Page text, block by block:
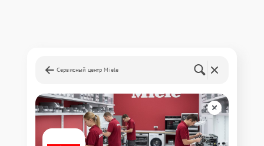
Сервисный центр Miele